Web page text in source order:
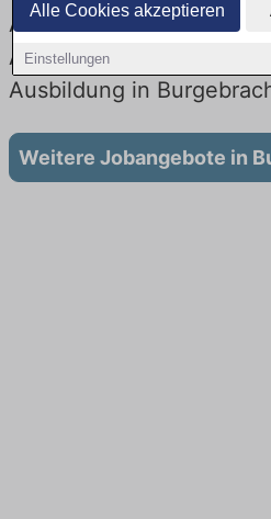
Alle Cookies akzeptieren
Einstellungen
Ausbildung in
Aktuell gibt es keine
Ausbildung in
Weitere Jobangebote in